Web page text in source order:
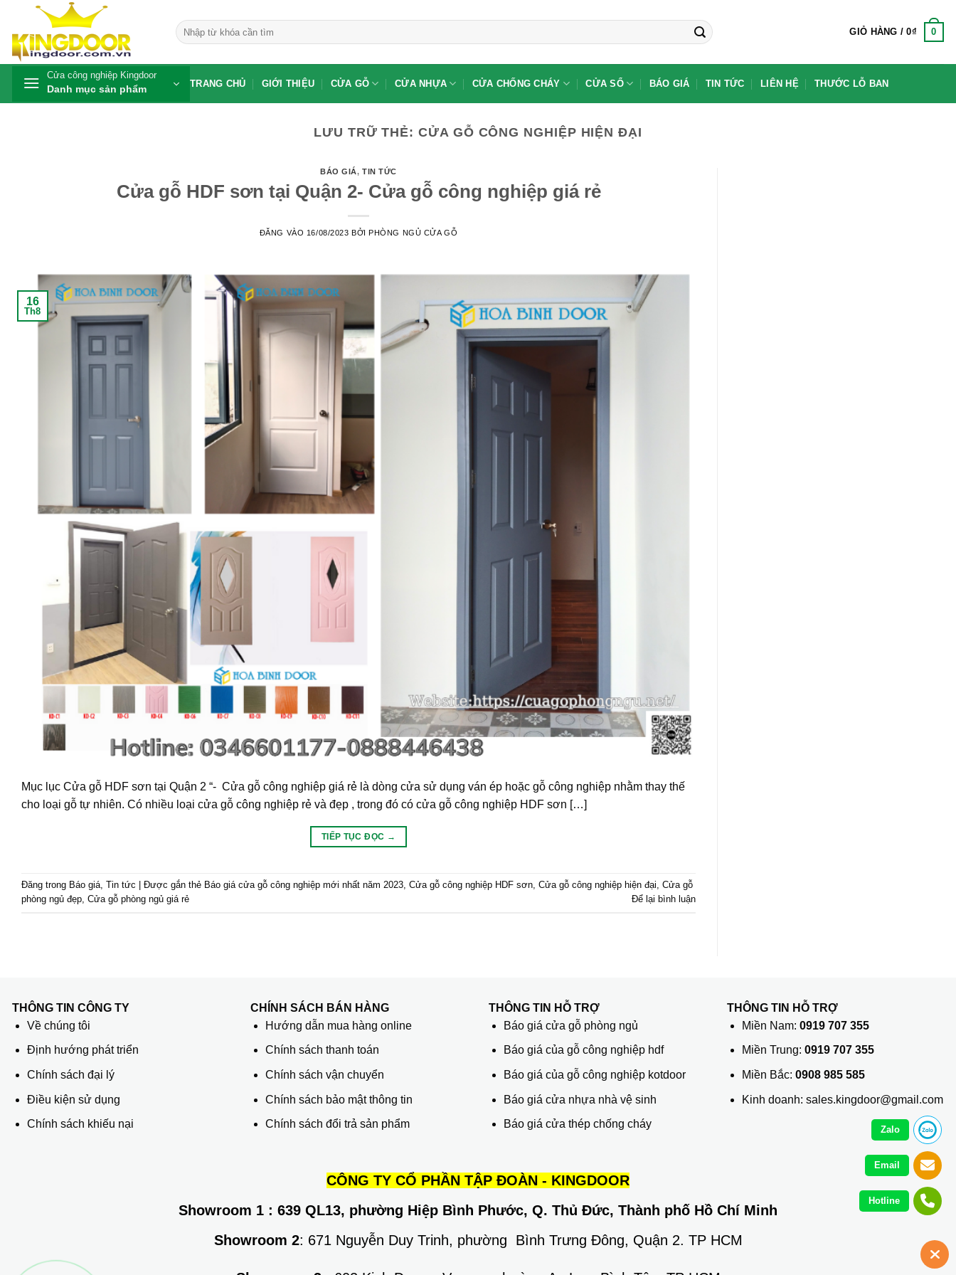
nội
dung
Tìm
kiếm:
GIỎ HÀNG /0₫ 0
Cửa công nghiệp Kingdoor
Danh mục sản phẩm TRANG CHỦ GIỚI THIỆU CỬA GỖ CỬA NHỰA CỬA CHỐNG CHÁY CỬA SỔ BÁO GIÁ TIN TỨC LIÊN HỆ THƯỚC LỖ BAN
LƯU TRỮ THẺ:CỬA GỖ CÔNG NGHIỆP HIỆN ĐẠI
BÁO GIÁ,TIN TỨC
Cửa gỗ HDF sơn tại Quận 2- Cửa gỗ công nghiệp giá rẻ
ĐĂNG VÀO 16/08/2023 BỞIPHÒNG NGỦ CỬA GỖ
16
Th8
Mục lục Cửa gỗ HDF sơn tại Quận 2 “- Cửa gỗ công nghiệp giá rẻ là dòng cửa sử dụng ván ép hoặc gỗ công nghiệp nhằm thay thế
cho loại gỗ tự nhiên. Có nhiều loại cửa gỗ công nghiệp rẻ và đẹp , trong đó có cửa gỗ công nghiệp HDF sơn […]
TIẾP TỤC ĐỌC →
Đăng trong Báo giá, Tin tức Được gắn thẻ Báo giá cửa gỗ công nghiệp mới nhất năm 2023, Cửa gỗ công nghiệp HDF sơn, Cửa gỗ công nghiệp hiện đại, Cửa gỗ
phòng ngủ đẹp, Cửa gỗ phòng ngủ giá rẻ Để lại bình luận
THÔNG TIN CÔNG TY
Về chúng tôi
Định hướng phát triển
Chính sách đại lý
Điều kiện sử dụng
Chính sách khiếu nại
CHÍNH SÁCH BÁN HÀNG
Hướng dẫn mua hàng online
Chính sách thanh toán
Chính sách vận chuyển
Chính sách bảo mật thông tin
Chính sách đổi trả sản phẩm
THÔNG TIN HỖ TRỢ
Báo giá cửa gỗ phòng ngủ
Báo giá của gỗ công nghiệp hdf
Báo giá của gỗ công nghiệp kotdoor
Báo giá cửa nhựa nhà vệ sinh
Báo giá cửa thép chống cháy
THÔNG TIN HỖ TRỢ
Miền Nam: 0919 707 355
Miền Trung: 0919 707 355
Miền Bắc: 0908 985 585
Kinh doanh: sales.kingdoor@gmail.com
CÔNG TY CỔ PHẦN TẬP ĐOÀN - KINGDOOR
Showroom 1 : 639 QL13, phường Hiệp Bình Phước, Q. Thủ Đức, Thành phố Hồ Chí Minh
Showroom 2: 671 Nguyễn Duy Trinh, phường Bình Trưng Đông, Quận 2. TP HCM
Zalo
Email
Hotline